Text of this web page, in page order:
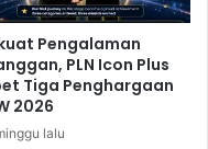
Pengalaman
PLN Icon Plus
Tiga Penghargaan
2026
lalu